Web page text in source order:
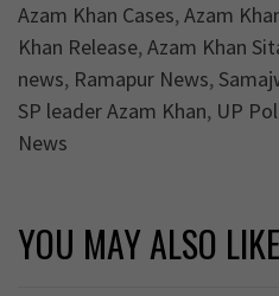
Azam Khan Cases,Azam
Khan Release,Azam Khan
news, Ramapur News,
SP leader Azam Khan, UP
News
YOU MAY ALSO LIKE